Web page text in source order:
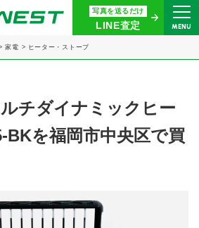
写真を送るだけ
LINE査定 MENU
軽にお問い合わせ・
依頼ください
専用ダイヤル
〜18:30(年中無休)
間365日受付
！LINE査定
家電 ヒーター・ストーブ
チダイナミックヒー
BKを福岡市中央区で買